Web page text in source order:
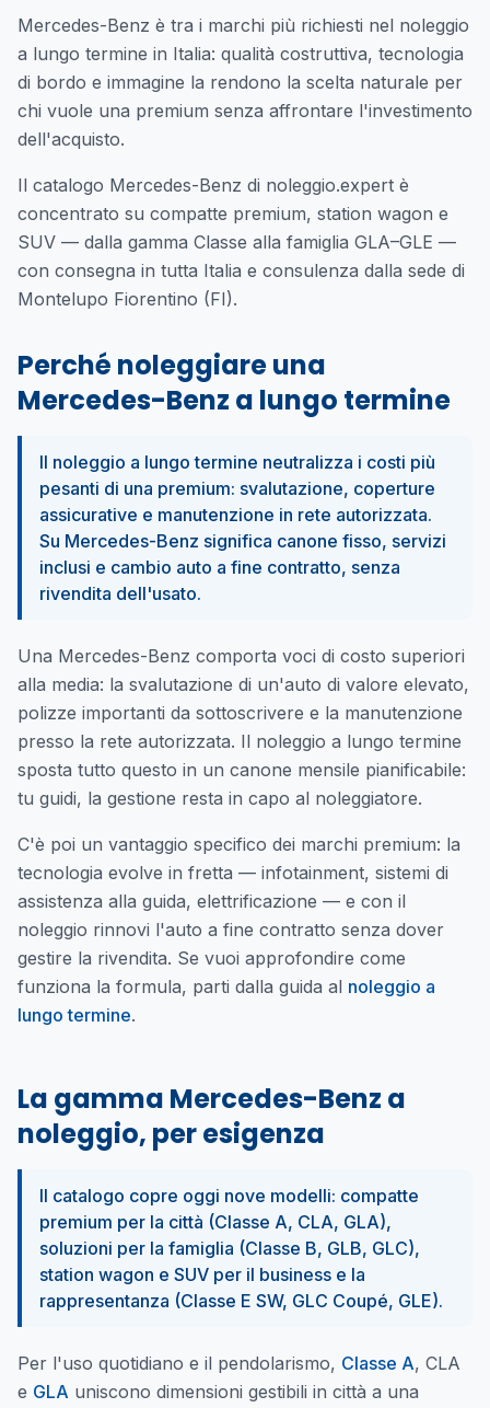
Mercedes-Benz è tra i marchi più richiesti nel noleggio
a lungo termine in Italia: qualità costruttiva, tecnologia
di bordo e immagine la rendono la scelta naturale per
chi vuole una premium senza affrontare l'investimento
dell'acquisto.
Il catalogo Mercedes-Benz di noleggio.expert è
concentrato su compatte premium, station wagon e
SUV — dalla gamma Classe alla famiglia GLA–GLE —
con consegna in tutta Italia e consulenza dalla sede di
Montelupo Fiorentino (FI).
Perché noleggiare una
Mercedes-Benz a lungo termine
Il noleggio a lungo termine neutralizza i costi più
pesanti di una premium: svalutazione, coperture
assicurative e manutenzione in rete autorizzata.
Su Mercedes-Benz significa canone fisso, servizi
inclusi e cambio auto a fine contratto, senza
rivendita dell'usato.
Una Mercedes-Benz comporta voci di costo superiori
alla media: la svalutazione di un'auto di valore elevato,
polizze importanti da sottoscrivere e la manutenzione
presso la rete autorizzata. Il noleggio a lungo termine
sposta tutto questo in un canone mensile pianificabile:
tu guidi, la gestione resta in capo al noleggiatore.
C'è poi un vantaggio specifico dei marchi premium: la
tecnologia evolve in fretta — infotainment, sistemi di
assistenza alla guida, elettrificazione — e con il
noleggio rinnovi l'auto a fine contratto senza dover
gestire la rivendita. Se vuoi approfondire come
funziona la formula, parti dalla guida al noleggio a
lungo termine.
La gamma Mercedes-Benz a
noleggio, per esigenza
Il catalogo copre oggi nove modelli: compatte
premium per la città (Classe A, CLA, GLA),
soluzioni per la famiglia (Classe B, GLB, GLC),
station wagon e SUV per il business e la
rappresentanza (Classe E SW, GLC Coupé, GLE).
Per l'uso quotidiano e il pendolarismo, Classe A, CLA
e GLA uniscono dimensioni gestibili in città a una